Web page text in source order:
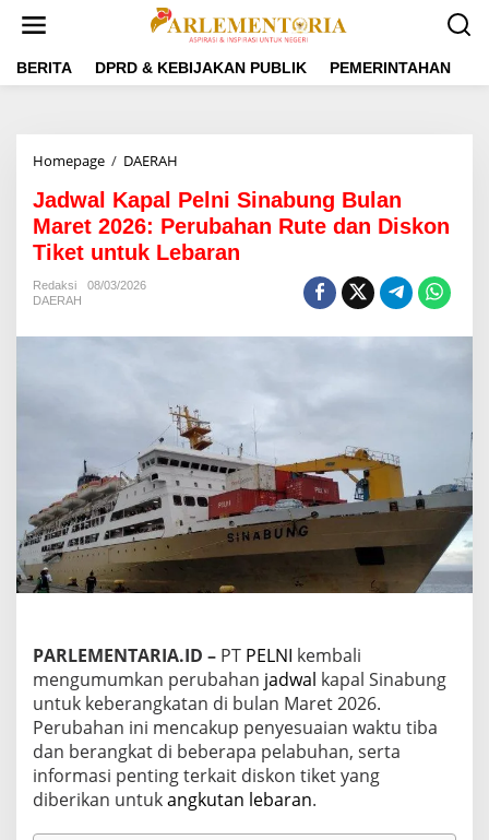
t
BERITA DPRD & KEBIJAKAN PUBLIK PEMERINTAHAN
Homepage / DAERAH
d
w
a
l
a
l
n
i
S
i
n
a
b
n
u
a
n
M
a
r
e
t
2
Jadwal Kapal Pelni Sinabung Bulan
Maret 2026: Perubahan Rute dan Diskon
Tiket untuk Lebaran
Redaksi
08/03/2026
DAERAH
PARLEMENTARIA.ID – PT PELNI kembali
mengumumkan perubahan jadwal kapal Sinabung
untuk keberangkatan di bulan Maret 2026.
Perubahan ini mencakup penyesuaian waktu tiba
dan berangkat di beberapa pelabuhan, serta
informasi penting terkait diskon tiket yang
diberikan untukangkutan lebaran.